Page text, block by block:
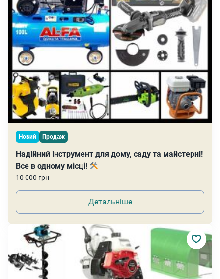
Новий Продаж
Надійний інструмент для дому, саду та майстерні!
Все в одному місці!
10 000 грн
Детальніше